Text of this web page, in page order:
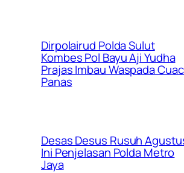
Dirpolairud Polda Sulut
Kombes Pol Bayu Aji Yudha
Prajas Imbau Waspada
Panas
Desas Desus Rusuh
Ini Penjelasan Polda Metro
Jaya